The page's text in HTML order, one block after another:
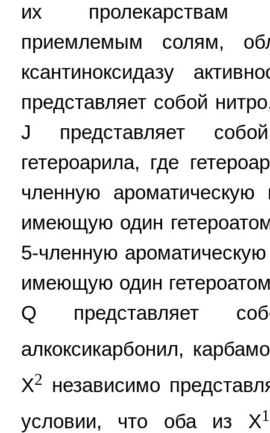
их пролекарствам
приемлемым солям,
ксантиноксидазу
представляет собой
J представляет
гетероарила, где
членную ароматическую
имеющую один
5-членную ароматическую
имеющую один
Q представляет
алкоксикарбонил,
X2
независимо
условии, что оба из X1